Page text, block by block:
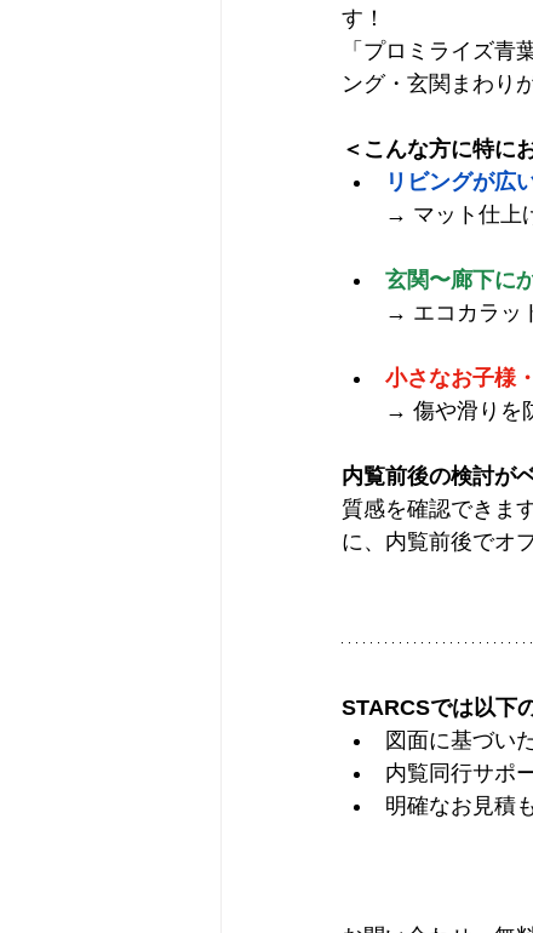
す！
「プロミライズ
ング・玄関まわり
＜こんな方に特に
リビングが広
→ マット仕上
玄関〜廊下に
→ エコカラッ
小さなお子様
→ 傷や滑りを
内覧前後の検討が
質感を確認できま
に、内覧前後でオ
STARCSでは以下
図面に基づい
内覧同行サポ
明確なお見積